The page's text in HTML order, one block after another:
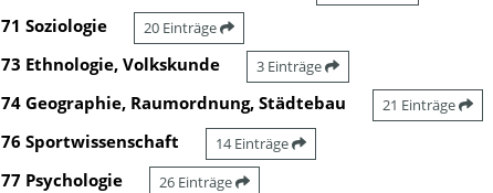
71 Soziologie 20 Einträge
73 Ethnologie, Volkskunde 3 Einträge
74 Geographie, Raumordnung, Städtebau 21 Einträge
76 Sportwissenschaft 14 Einträge
77 Psychologie 26 Einträge